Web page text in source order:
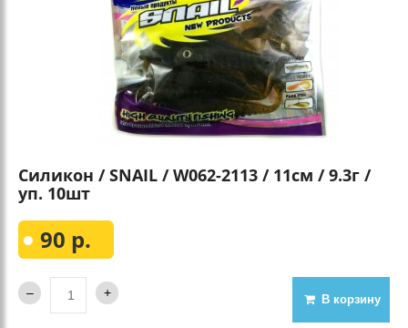
Силикон / SNAIL / W062-2113 / 11см / 9.3г /
уп. 10шт
90 р.
В корзину